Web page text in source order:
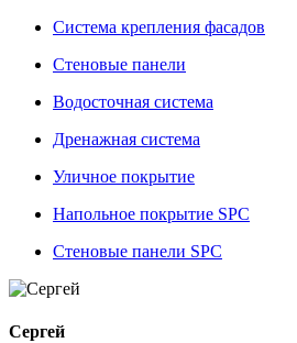
Система крепления фасадов
Стеновые панели
Водосточная система
Дренажная система
Уличное покрытие
Напольное покрытие SPC
Стеновые панели SPC
Сергей